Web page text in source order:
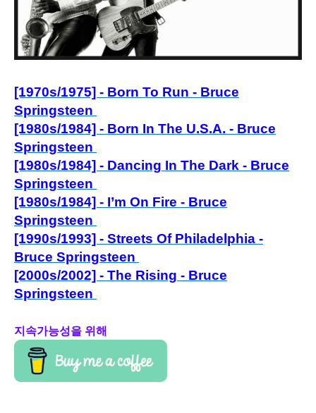
[1970s/1975] - Born To Run - Bruce
Springsteen
[1980s/1984] - Born In The U.S.A. - Bruce
Springsteen
[1980s/1984] - Dancing In The Dark - Bruce
Springsteen
[1980s/1984] - I’m On Fire - Bruce
Springsteen
[1990s/1993] - Streets Of Philadelphia -
Bruce Springsteen
[2000s/2002] - The Rising - Bruce
Springsteen
지속가능성을 위해